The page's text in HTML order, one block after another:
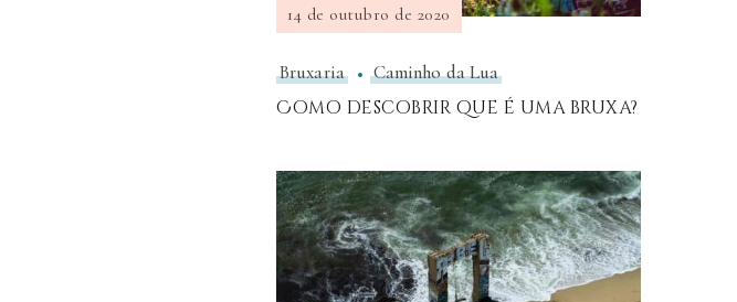
Bruxaria Caminho da Lua
Como descobrir que é uma bruxa?
14 de outubro de 2020